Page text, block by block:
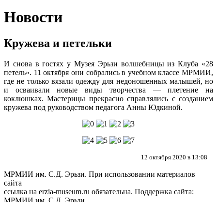
Новости
Кружева и петельки
И снова в гостях у Музея Эрьзи волшебницы из Клуба «28
петель». 11 октября они собрались в учебном классе МРМИИ,
где не только вязали одежду для недоношенных малышей, но
и осваивали новые виды творчества — плетение на
коклюшках. Мастерицы прекрасно справлялись с созданием
кружева под руководством педагога Анны Юдкиной.
12 октября 2020 в 13:08
МРМИИ им. С.Д. Эрьзи. При использовании материалов
сайта
ссылка на erzia-museum.ru обязательна. Поддержка сайта:
МРМИИ им. С.Д. Эрьзи